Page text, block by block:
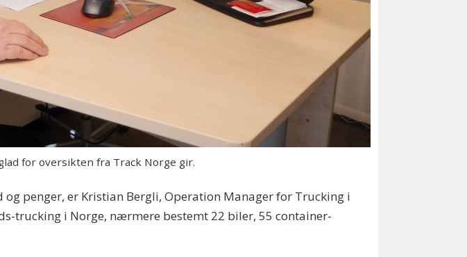
for oversikten fra Track Norge gir.
penger, er Kristian Bergli, Operation Manager for Trucking i
trucking i Norge, nærmere bestemt 22 biler, 55 container-